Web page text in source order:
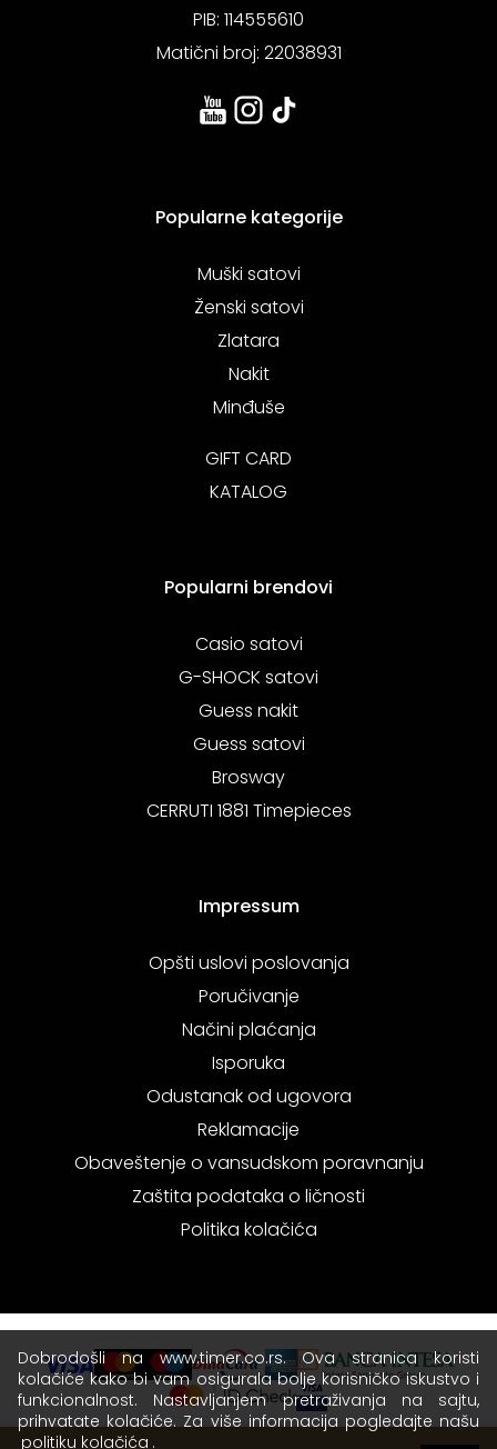
PIB: 114555610
Matični broj: 22038931
Popularne kategorije
Muški satovi
Ženski satovi
Zlatara
Nakit
Minđuše
GIFT CARD
KATALOG
Popularni brendovi
Casio satovi
G-SHOCK satovi
Guess nakit
Guess satovi
Brosway
CERRUTI 1881 Timepieces
Impressum
Opšti uslovi poslovanja
Poručivanje
Načini plaćanja
Isporuka
Odustanak od ugovora
Reklamacije
Obaveštenje o vansudskom poravnanju
Zaštita podataka o ličnosti
Politika kolačića
Dobrodošli na www.timer.co.rs. Ova stranica koristi
kolačiće kako bi vam osigurala bolje korisničko iskustvo i
funkcionalnost. Nastavljanjem pretraživanja na sajtu,
prihvatate kolačiće. Za više informacija pogledajte našu
politiku kolačića .